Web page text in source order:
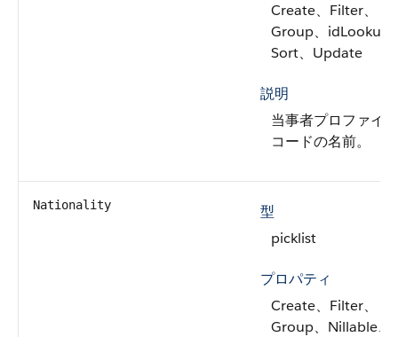
Create、Filter、
Group、idLookup
Sort、Update
説明
当事者プロファイ
コードの名前。
Nationality
型
picklist
プロパティ
Create、Filter、
Group、Nillable、